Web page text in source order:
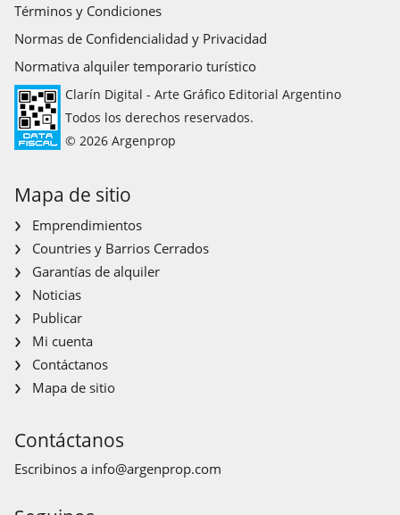
Términos y Condiciones
Normas de Confidencialidad y Privacidad
Normativa alquiler temporario turístico
Clarín Digital - Arte Gráfico Editorial Argentino
Todos los derechos reservados.
© 2026 Argenprop
Mapa de sitio
Emprendimientos
Countries y Barrios Cerrados
Garantías de alquiler
Noticias
Publicar
Mi cuenta
Contáctanos
Mapa de sitio
Contáctanos
Escribinos a info@argenprop.com